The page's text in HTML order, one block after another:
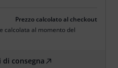
Prezzo calcolato al checkout
calcolata al momento del
consegna